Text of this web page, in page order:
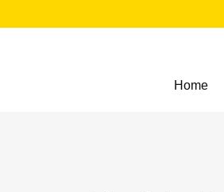
Home